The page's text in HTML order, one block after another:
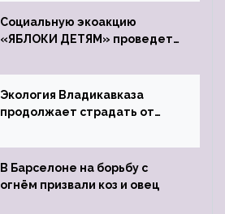
Социальную экоакцию
«ЯБЛОКИ ДЕТЯМ» проведет
Экология Владикавказа
продолжает страдать от
В Барселоне на борьбу с
огнём призвали коз и овец